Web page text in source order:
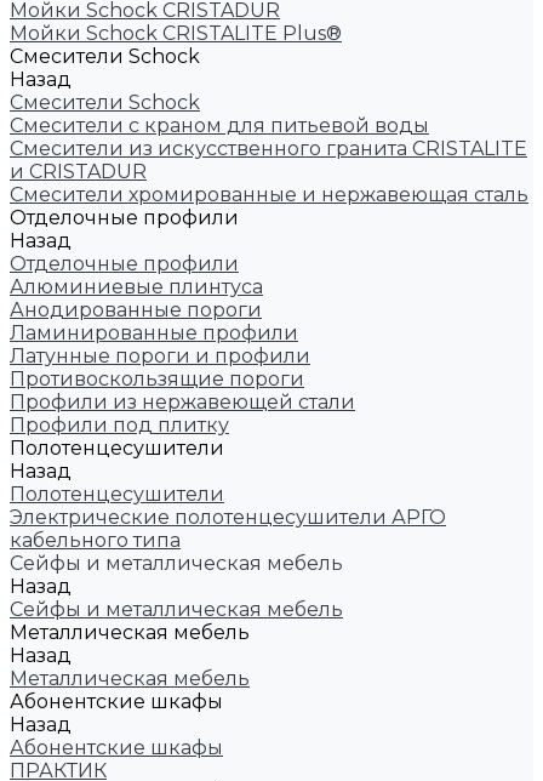
Мойки Schock CRISTADUR
Мойки Schock CRISTALITE Plus®
Смесители Schock
Назад
Смесители Schock
Cмесители с краном для питьевой воды
Смесители из искуcственного гранита CRISTALITE
и CRISTADUR
Смесители хромированные и нержавеющая сталь
Отделочные профили
Назад
Отделочные профили
Алюминиевые плинтуса
Анодированные пороги
Ламинированные профили
Латунные пороги и профили
Противоскользящие пороги
Профили из нержавеющей стали
Профили под плитку
Полотенцесушители
Назад
Полотенцесушители
Электрические полотенцесушители АРГО
кабельного типа
Сейфы и металлическая мебель
Назад
Сейфы и металлическая мебель
Металлическая мебель
Назад
Металлическая мебель
Абонентские шкафы
Назад
Абонентские шкафы
ПРАКТИК